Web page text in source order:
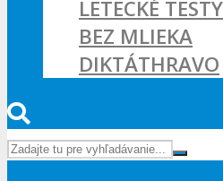
LETECKÉ TESTY
BEZ MLIEKA
DIKTÁTHRAVO